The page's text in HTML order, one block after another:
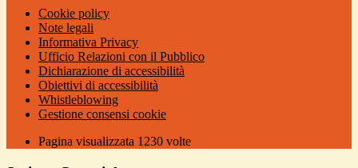
Cookie policy
Note legali
Informativa Privacy
Ufficio Relazioni con il Pubblico
Dichiarazione di accessibilità
Obiettivi di accessibilità
Whistleblowing
Gestione consensi cookie
Pagina visualizzata 1230 volte